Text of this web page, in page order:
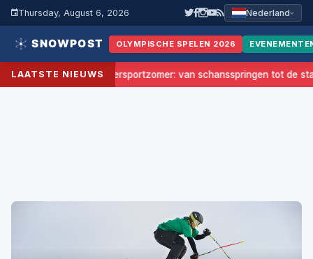
Thursday, August 6, 2026 Nederland
OLYMPISCHE SPELEN 2026
LAATSTE NIEUWSDe wintersportzomer: van schansspringen tot de